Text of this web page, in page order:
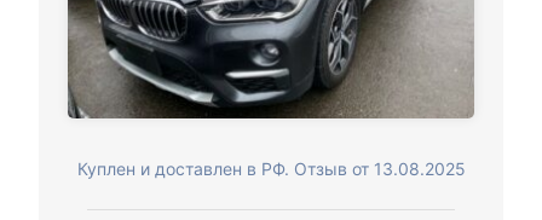
Куплен и доставлен в РФ. Отзыв от 13.08.2025